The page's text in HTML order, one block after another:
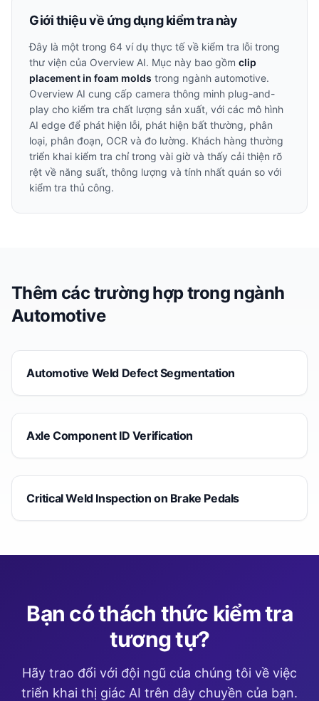
Giới thiệu về ứng dụng kiểm tra này
Đây là một trong 64 ví dụ thực tế về kiểm tra lỗi trong
thư viện của Overview AI. Mục này bao gồm clip
placement in foam molds trong ngành automotive.
Overview AI cung cấp camera thông minh plug-and-
play cho kiểm tra chất lượng sản xuất, với các mô hình
AI edge để phát hiện lỗi, phát hiện bất thường, phân
loại, phân đoạn, OCR và đo lường. Khách hàng thường
triển khai kiểm tra chỉ trong vài giờ và thấy cải thiện rõ
rệt về năng suất, thông lượng và tính nhất quán so với
kiểm tra thủ công.
Thêm các trường hợp trong ngành
Automotive
Automotive Weld Defect Segmentation
Axle Component ID Verification
Critical Weld Inspection on Brake Pedals
Bạn có thách thức kiểm tra
tương tự?
Hãy trao đổi với đội ngũ của chúng tôi về việc
triển khai thị giác AI trên dây chuyền của bạn.